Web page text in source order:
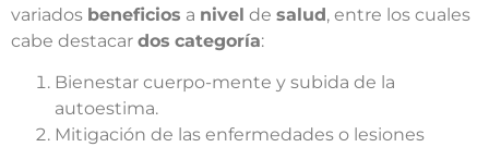
variados beneficios a nivel de salud, entre los cuales
cabe destacar dos categoría:
Bienestar cuerpo-mente y subida de la
autoestima.
Mitigación de las enfermedades o lesiones